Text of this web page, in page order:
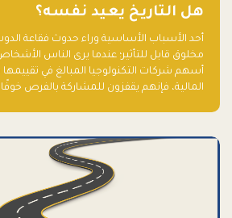
هل التاريخ يعيد نفسه؟
أحد الأسباب الأساسية وراء حدوث فقاعة
مخلوق قابل للتأثير؛ عندما يرى الناس
أسهم شركات التكنولوجيا المبالغ في
المالية، فإنهم يقفزون للمشاركة بالفرص